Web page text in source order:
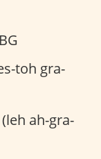
toh gra-
ah-gra-